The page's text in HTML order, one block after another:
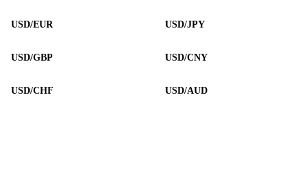
USD/EUR USD/JPY
USD/GBP USD/CNY
USD/CHF USD/AUD